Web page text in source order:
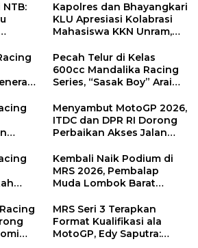
Kapolres dan Bhayangkari
KLU Apresiasi Kolabrasi
Mahasiswa KKN Unram,
Sampah Jadi Rupiah
Pecah Telur di Kelas
600cc Mandalika Racing
Series, “Sasak Boy” Arai
Kemenangan
Menyambut MotoGP 2026,
ITDC dan DPR RI Dorong
Perbaikan Akses Jalan
di KEK Mandalika
Kembali Naik Podium di
MRS 2026, Pembalap
Muda Lombok Barat
Menuju Tingkat Asia
MRS Seri 3 Terapkan
Format Kualifikasi ala
MotoGP, Edy Saputra: